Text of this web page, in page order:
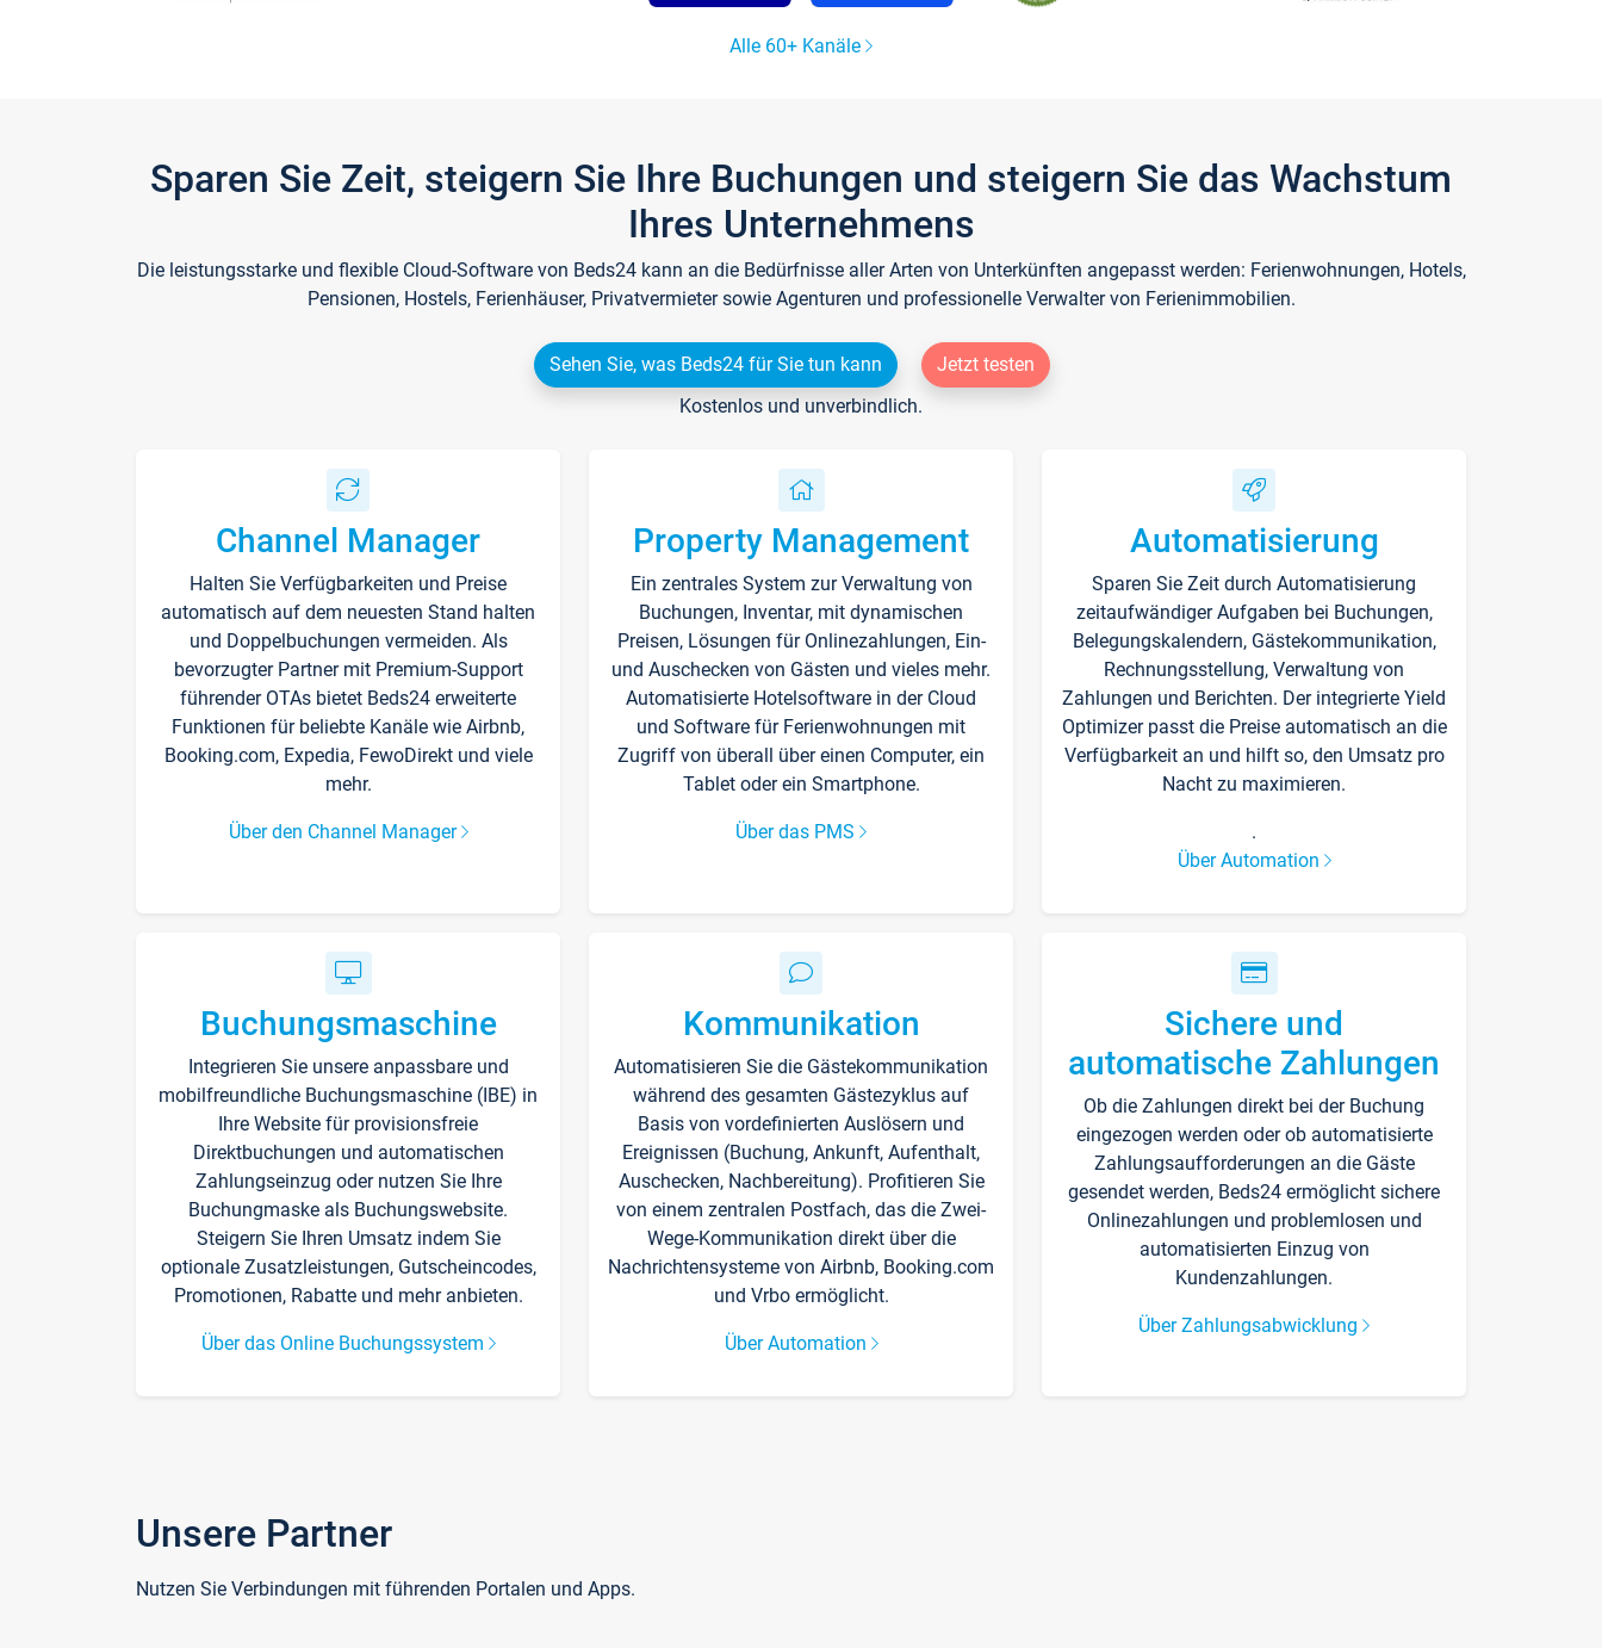
Alle 60+ Kanäle
Sparen Sie Zeit, steigern Sie Ihre Buchungen und steigern Sie das Wachstum
Ihres Unternehmens
Die leistungsstarke und flexible Cloud-Software von Beds24 kann an die Bedürfnisse aller Arten von Unterkünften angepasst werden: Ferienwohnungen, Hotels,
Pensionen, Hostels, Ferienhäuser, Privatvermieter sowie Agenturen und professionelle Verwalter von Ferienimmobilien.
Sehen Sie, was Beds24 für Sie tun kann
Jetzt testen
Kostenlos und unverbindlich.
Channel Manager
Halten Sie Verfügbarkeiten und Preise
automatisch auf dem neuesten Stand halten
und Doppelbuchungen vermeiden. Als
bevorzugter Partner mit Premium-Support
führender OTAs bietet Beds24 erweiterte
Funktionen für beliebte Kanäle wie Airbnb,
Booking.com, Expedia, FewoDirekt und viele
mehr.
Über den Channel Manager
Property Management
Ein zentrales System zur Verwaltung von
Buchungen, Inventar, mit dynamischen
Preisen, Lösungen für Onlinezahlungen, Ein-
und Auschecken von Gästen und vieles mehr.
Automatisierte Hotelsoftware in der Cloud
und Software für Ferienwohnungen mit
Zugriff von überall über einen Computer, ein
Tablet oder ein Smartphone.
Über das PMS
Automatisierung
Sparen Sie Zeit durch Automatisierung
zeitaufwändiger Aufgaben bei Buchungen,
Belegungskalendern, Gästekommunikation,
Rechnungsstellung, Verwaltung von
Zahlungen und Berichten. Der integrierte Yield
Optimizer passt die Preise automatisch an die
Verfügbarkeit an und hilft so, den Umsatz pro
Nacht zu maximieren.
.
Über Automation
Buchungsmaschine
Integrieren Sie unsere anpassbare und
mobilfreundliche Buchungsmaschine (IBE) in
Ihre Website für provisionsfreie
Direktbuchungen und automatischen
Zahlungseinzug oder nutzen Sie Ihre
Buchungmaske als Buchungswebsite.
Steigern Sie Ihren Umsatz indem Sie
optionale Zusatzleistungen, Gutscheincodes,
Promotionen, Rabatte und mehr anbieten.
Über das Online Buchungssystem
Kommunikation
Automatisieren Sie die Gästekommunikation
während des gesamten Gästezyklus auf
Basis von vordefinierten Auslösern und
Ereignissen (Buchung, Ankunft, Aufenthalt,
Auschecken, Nachbereitung). Profitieren Sie
von einem zentralen Postfach, das die Zwei-
Wege-Kommunikation direkt über die
Nachrichtensysteme von Airbnb, Booking.com
und Vrbo ermöglicht.
Über Automation
Sichere und
automatische Zahlungen
Ob die Zahlungen direkt bei der Buchung
eingezogen werden oder ob automatisierte
Zahlungsaufforderungen an die Gäste
gesendet werden, Beds24 ermöglicht sichere
Onlinezahlungen und problemlosen und
automatisierten Einzug von
Kundenzahlungen.
Über Zahlungsabwicklung
Unsere Partner
Nutzen Sie Verbindungen mit führenden Portalen und Apps.